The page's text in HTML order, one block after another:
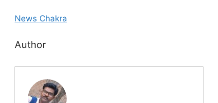
News Chakra
Author